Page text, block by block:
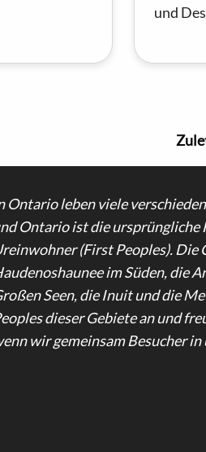
und
Ontario leben viele
Ontario ist die ursprüngliche
(First Peoples). Die
im Süden, die
Seen, die Inuit und die
dieser Gebiete an und
wir gemeinsam Besucher